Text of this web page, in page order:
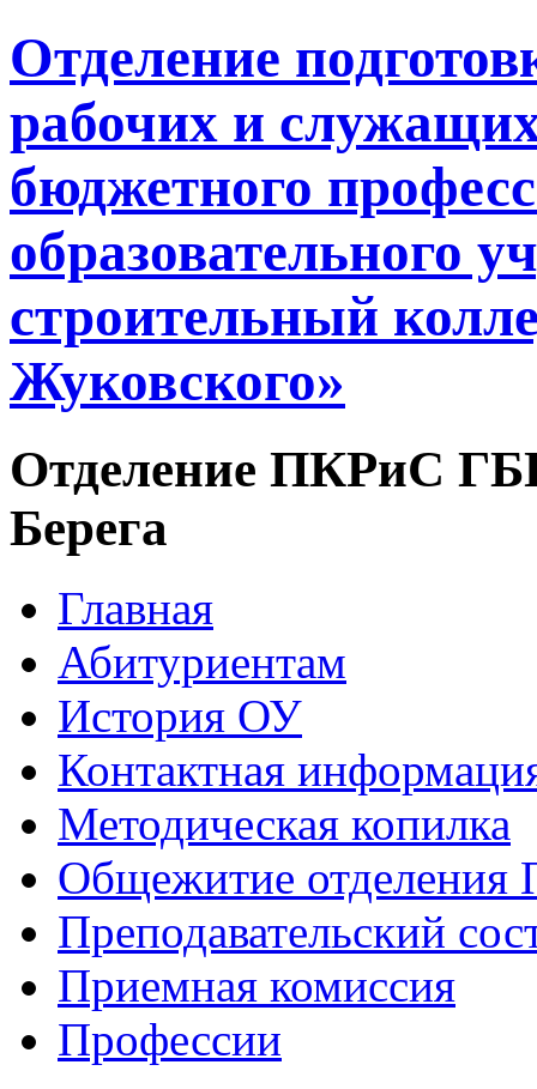
Отделение
рабочих и служащих
бюджетного
образовательного
строительный
Жуковского»
Отделение ПКРиС
Берега
Главная
Абитуриентам
История ОУ
Контактная
Методическая копилка
Общежитие
Преподавательский
Приемная комиссия
Профессии